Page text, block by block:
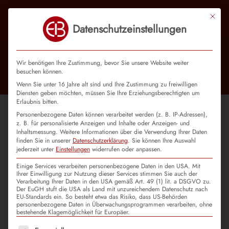
Coach / Pädagogischer
Mitarbeiter (m/w/d)
„Entfache Potenziale, forme Erfolge – Werden Sie
unser Coach und gehen Sie mit Menschen ihre
nächsten Schritte!“
Mit
Datenschutzeinstellungen
Wir benötigen Ihre Zustimmung, bevor Sie unsere Website weiter
besuchen können.
Wenn Sie unter 16 Jahre alt sind und Ihre Zustimmung zu freiwilligen
Diensten geben möchten, müssen Sie Ihre Erziehungsberechtigten um
Erlaubnis bitten.
Personenbezogene Daten können verarbeitet werden (z. B. IP-Adressen),
z. B. für personalisierte Anzeigen und Inhalte oder Anzeigen- und
Inhaltsmessung. Weitere Informationen über die Verwendung Ihrer Daten
finden Sie in unserer Datenschutzerklärung. Sie können Ihre Auswahl
jederzeit unter Einstellungen widerrufen oder anpassen.
Einige Services verarbeiten personenbezogene Daten in den USA. Mit
Ihrer Einwilligung zur Nutzung dieser Services stimmen Sie auch der
Verarbeitung Ihrer Daten in den USA gemäß Art. 49 (1) lit. a DSGVO zu.
Der EuGH stuft die USA als Land mit unzureichendem Datenschutz nach
EU-Standards ein. So besteht etwa das Risiko, dass US-Behörden
personenbezogene Daten in Überwachungsprogrammen verarbeiten, ohne
bestehende Klagemöglichkeit für Europäer.